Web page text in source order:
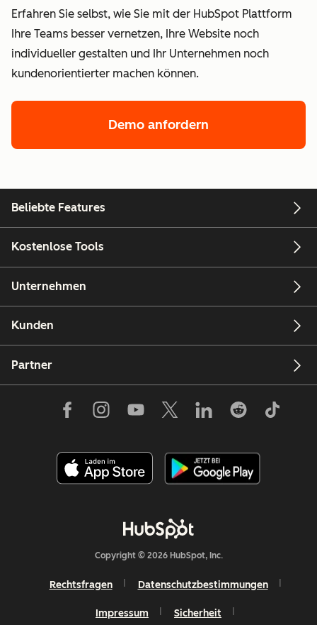
Erfahren Sie selbst, wie Sie mit der HubSpot Plattform
Ihre Teams besser vernetzen, Ihre Website noch
individueller gestalten und Ihr Unternehmen noch
kundenorientierter machen können.
Demo anfordern
Beliebte Features
Kostenlose Tools
Unternehmen
Kunden
Partner
Copyright © 2026 HubSpot, Inc.
Rechtsfragen Datenschutzbestimmungen
Impressum Sicherheit